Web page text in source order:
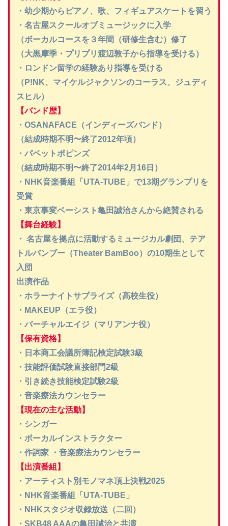
・幼少期からピアノ、歌、フィギュアスケートを習う
・名古屋スクールオブミュージックに入学
（ボーカルコースを３年間（研修生含む）修了
（大黒摩季・プリプリ渡辺敦子から指導を受ける）
・ロンドン留学の経験あり指導を受ける
（P!NK、マイケルジャクソンのコーラス、ジュディ
スヒル）
【バンド歴】
・OSANAFACE（インディーズバンド）
（結成時期不明〜終了2012年頃）
・パペットポピンズ
（結成時期不明〜終了2014年2月16日）
・NHK音楽番組「UTA-TUBE」で13期グランプリを
受賞
・東京事変ベーシスト亀田誠治さんから絶賛される
【舞台経験】
・ 名古屋を拠点に活動するミュージカル劇団、テア
トルバンブー（Theater BamBoo）の10期生として
入団
出演作品
・ホラーナイトサプライズ（高校生役）
・MAKEUP（エラ役）
・バーチャルエイジ（マリアンナ役）
【保有資格】
・日本商工会議所簿記検定試験3級
・技能評価試験直接部門2級
・引き続き技能検定試験2級
・音楽療法カウンセラー
【現在の主な活動】
・シンガー
・ボーカルインストラクター
・作詞家 ・音楽療法カウンセラー
【出演番組】
・アーティスト別モノマネ頂上決戦2025
・NHK音楽番組「UTA-TUBE」
・NHKスタジオ収録放送（二回）
・SKB48 AAAの亀田誠治と共演